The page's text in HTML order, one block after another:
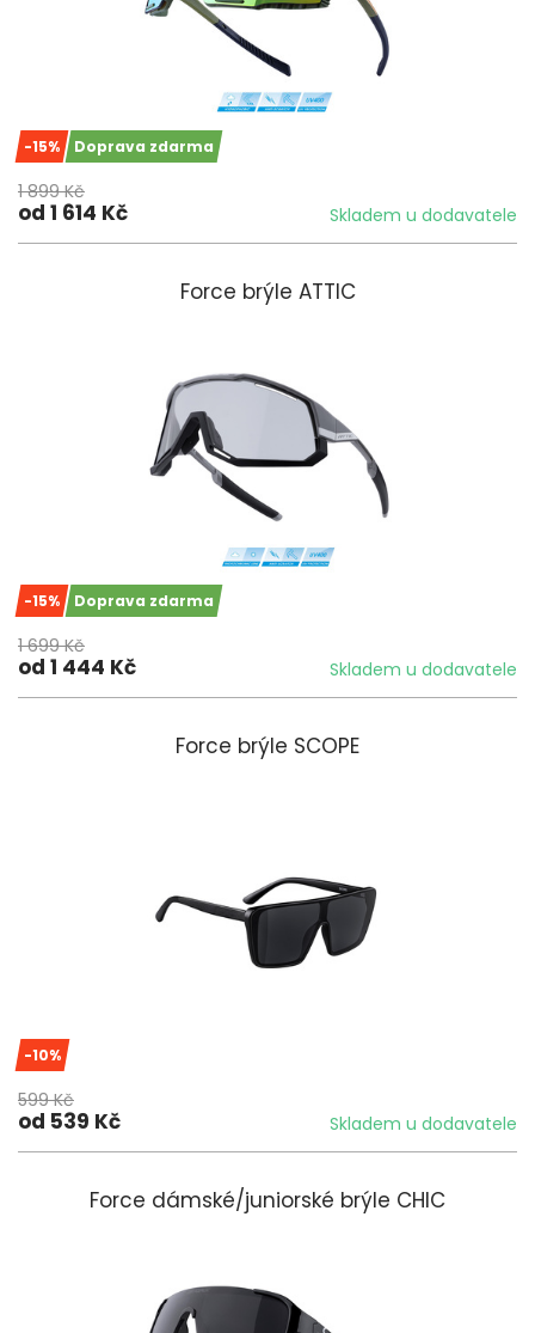
-15% Doprava zdarma
1 899 Kč
od 1 614 Kč Skladem u dodavatele
Force brýle ATTIC
-15% Doprava zdarma
1 699 Kč
od 1 444 Kč Skladem u dodavatele
Force brýle SCOPE
-10%
599 Kč
od 539 Kč Skladem u dodavatele
Force dámské/juniorské brýle CHIC